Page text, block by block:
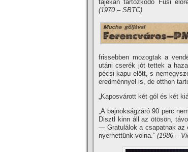
tájékán tartózkodó Füsi
(1970 – SBTC)
frissebben mozogtak a
utáni cserék jót tettek a
pécsi kapu előtt, s
eredménnyel is, de otthon
„Kaposvárott két gól és két
„A bajnokságzáró 90 perc
Disztl kinn áll az ötösön,
— Gratulálok a csapatnak az
nyerhettünk volna.” (1986 –